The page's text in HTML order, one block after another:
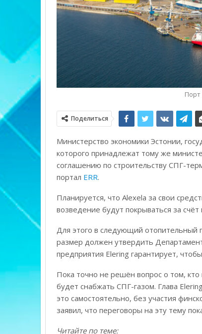
Порт
Поделиться
Министерство экономики Эстонии,
которого принадлежат тому же
соглашению по строительству СПГ-
портал ERR.
Планируется, что Alexela за свои
возведение будут покрываться за счёт
Для этого в следующий отопительный
размер должен утвердить
предприятия Elering гарантирует,
Пока точно не решён вопрос о том,
будет снабжать СПГ-газом. Глава
это самостоятельно, без участия
заявил, что переговоры на эту тему
Читайте по теме: